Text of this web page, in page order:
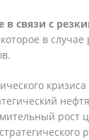
связи с
в
рост